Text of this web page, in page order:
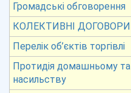
Громадські обговорення
КОЛЕКТИВНІ ДОГОВОРИ
Перелік об’єктів торгівлі
Протидія домашньому
насильству